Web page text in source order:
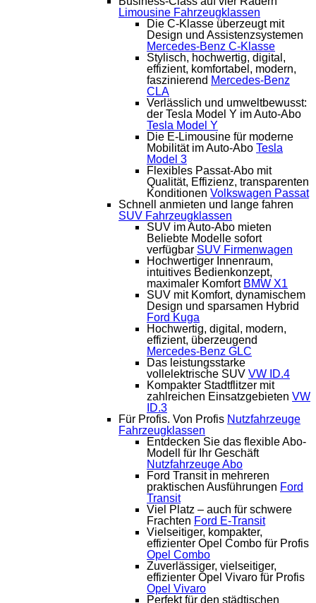
Limousine Fahrzeugklassen
Die C-Klasse überzeugt mit
Design und Assistenzsystemen
Mercedes-Benz C-Klasse
Stylisch, hochwertig, digital,
effizient, komfortabel, modern,
faszinierend Mercedes-Benz
CLA
Verlässlich und umweltbewusst:
der Tesla Model Y im Auto-Abo
Tesla Model Y
Die E-Limousine für moderne
Mobilität im Auto-Abo Tesla
Model 3
Flexibles Passat-Abo mit
Qualität, Effizienz, transparenten
Konditionen Volkswagen Passat
Schnell anmieten und lange fahren
SUV Fahrzeugklassen
SUV im Auto-Abo mieten
Beliebte Modelle sofort
verfügbar SUV Firmenwagen
Hochwertiger Innenraum,
intuitives Bedienkonzept,
maximaler Komfort BMW X1
SUV mit Komfort, dynamischem
Design und sparsamen Hybrid
Ford Kuga
Hochwertig, digital, modern,
effizient, überzeugend
Mercedes-Benz GLC
Das leistungsstarke
vollelektrische SUV VW ID.4
Kompakter Stadtflitzer mit
zahlreichen Einsatzgebieten VW
ID.3
Für Profis. Von Profis Nutzfahrzeuge
Fahrzeugklassen
Entdecken Sie das flexible Abo-
Modell für Ihr Geschäft
Nutzfahrzeuge Abo
Ford Transit in mehreren
praktischen Ausführungen Ford
Transit
Viel Platz – auch für schwere
Frachten Ford E-Transit
Vielseitiger, kompakter,
effizienter Opel Combo für Profis
Opel Combo
Zuverlässiger, vielseitiger,
effizienter Opel Vivaro für Profis
Opel Vivaro
Perfekt für den städtischen